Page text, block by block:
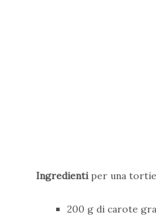
Ingredientiper una
200 g di carote